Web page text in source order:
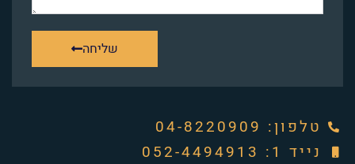
שליחה
טלפון: ‭04-8220909‬
נייד 1: 052-4494913